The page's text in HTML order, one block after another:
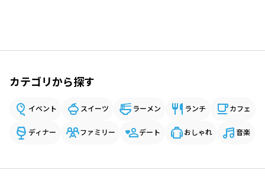
カテゴリから探す
イベント スイーツ ラーメン ランチ カフェ
ディナー ファミリー デート おしゃれ 音楽